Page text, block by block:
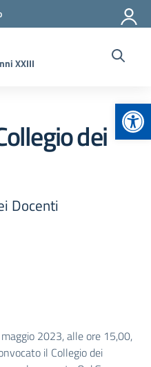
XXIII
dei
Docenti
2023, alle ore 15,00,
il Collegio dei